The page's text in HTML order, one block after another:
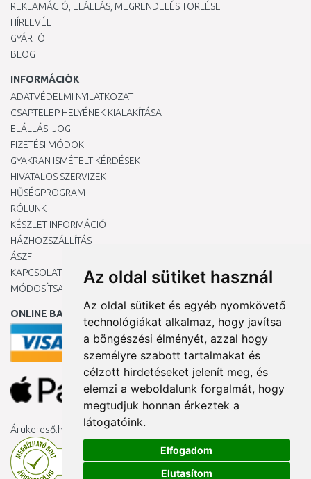
Az oldal sütiket használ
Az oldal sütiket és egyéb nyomkövető
technológiákat alkalmaz, hogy javítsa
a böngészési élményét, azzal hogy
személyre szabott tartalmakat és
célzott hirdetéseket jelenít meg, és
elemzi a weboldalunk forgalmát, hogy
megtudjuk honnan érkeztek a
látogatóink.
Elfogadom
Elutasítom
REKLAMÁCIÓ, ELÁLLÁS, MEGRENDELÉS TÖRLÉSE
HÍRLEVÉL
GYÁRTÓ
BLOG
INFORMÁCIÓK
ADATVÉDELMI NYILATKOZAT
CSAPTELEP HELYÉNEK KIALAKÍTÁSA
ELÁLLÁSI JOG
FIZETÉSI MÓDOK
GYAKRAN ISMÉTELT KÉRDÉSEK
HIVATALOS SZERVIZEK
HŰSÉGPROGRAM
RÓLUNK
KÉSZLET INFORMÁCIÓ
HÁZHOZSZÁLLÍTÁS
ÁSZF
KAPCSOLAT
MÓDOSÍTSA A COOKIE-BEÁLLÍTÁSAIMAT
ONLINE BANKKÁRTYÁVAL
Árukereső.hu